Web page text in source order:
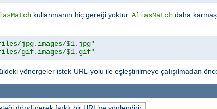
kullanmanın hiç gereği yoktur. AliasMatch daha
jpg.images/$1.jpg"
gif.images/$1.gif"
yönergeler istek URL-yolu ile eşleştirilmeye çalışılmadan